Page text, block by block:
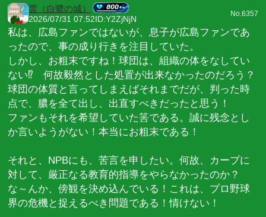
雲（白鷺の城）
2026/07/31 07:52 ID:Y2ZjNjN
No.6357
私は、広島ファンではないが、息子が広島ファンであ
ったので、事の成り行きを注目していた。
しかし、お粗末ですね！球団は、組織の体をなしてい
ない⁉ 何故毅然とした処置が出来なかったのだろう？
球団の体質と言ってしまえばそれまでだが、判った時
点で、膿を全て出し、出直すべきだったと思う！
ファンもそれを希望していた筈である。誠に残念とし
か言いようがない！本当にお粗末である！
それと、NPBにも、苦言を申したい。何故、カープに
対して、厳正なる教育的指導をやらなかったのか？
な～んか、傍観を決め込んでいる！これは、プロ野球
界の危機と捉えるべき問題である！情けない！